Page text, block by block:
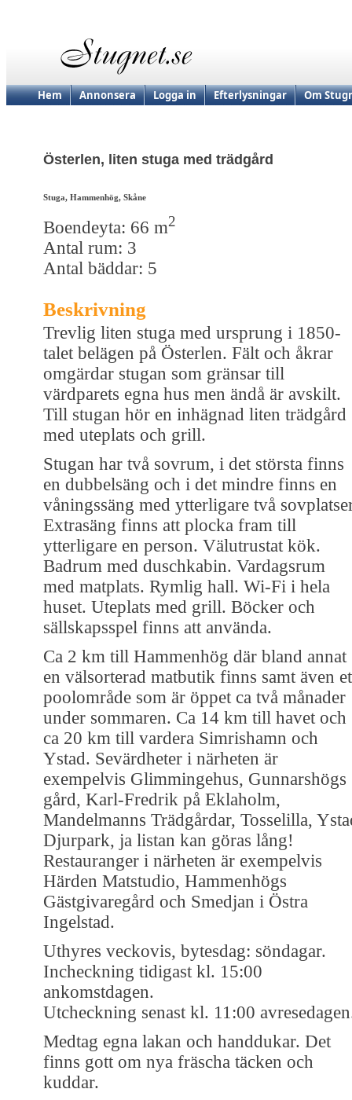
Hem Annonsera Logga in Efterlysningar Om
Österlen, liten stuga med trädgård
Stuga, Hammenhög, Skåne
Boendeyta: 66 m2
Antal rum: 3
Antal bäddar: 5
Beskrivning
Trevlig liten stuga med ursprung i 1850-
talet belägen på Österlen. Fält och åkrar
omgärdar stugan som gränsar till
värdparets egna hus men ändå är avskilt.
Till stugan hör en inhägnad liten trädgård
med uteplats och grill.
Stugan har två sovrum, i det största finns
en dubbelsäng och i det mindre finns en
våningssäng med ytterligare två
Extrasäng finns att plocka fram till
ytterligare en person. Välutrustat kök.
Badrum med duschkabin. Vardagsrum
med matplats. Rymlig hall. Wi-Fi i hela
huset. Uteplats med grill. Böcker och
sällskapsspel finns att använda.
Ca 2 km till Hammenhög där bland annat
en välsorterad matbutik finns samt även
poolområde som är öppet ca två månader
under sommaren. Ca 14 km till havet och
ca 20 km till vardera Simrishamn och
Ystad. Sevärdheter i närheten är
exempelvis Glimmingehus, Gunnarshögs
gård, Karl-Fredrik på Eklaholm,
Mandelmanns Trädgårdar, Tosselilla,
Djurpark, ja listan kan göras lång!
Restauranger i närheten är exempelvis
Härden Matstudio, Hammenhögs
Gästgivaregård och Smedjan i Östra
Ingelstad.
Uthyres veckovis, bytesdag: söndagar.
Incheckning tidigast kl. 15:00
ankomstdagen.
Utcheckning senast kl. 11:00
Medtag egna lakan och handdukar. Det
finns gott om nya fräscha täcken och
kuddar.